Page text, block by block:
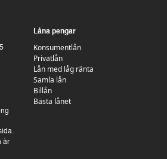
är
Låna pengar
Konsumentlån
Privatlån
Lån med låg ränta
Samla lån
Billån
Bästa lånet